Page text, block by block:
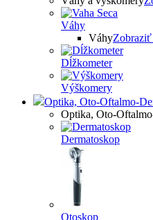
Váhy
Váhy
Dĺžkometer
Výškomery
Optika, Oto-Oftalmo-
Optika, Oto-
Dermatoskop
Otoskop